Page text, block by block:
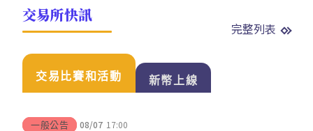
交易所快訊
完整列表
交易比賽和活動 新幣上線
一般公告 08/07 17:00